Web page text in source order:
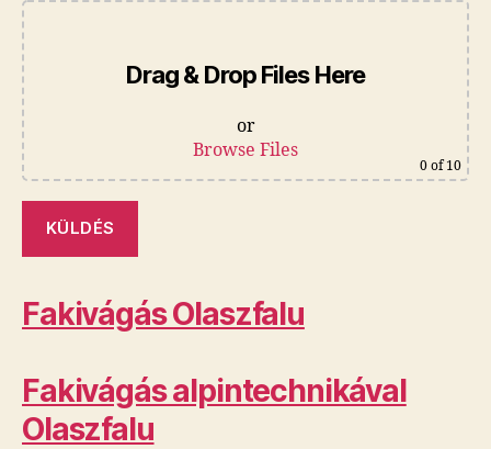
Drag & Drop Files Here
or
Browse Files
0 of 10
Fakivágás Olaszfalu
Fakivágás alpintechnikával
Olaszfalu